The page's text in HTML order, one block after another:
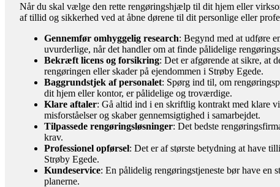
Når du skal vælge den rette rengøringshjælp til dit hjem eller
af tillid og sikkerhed ved at åbne dørene til dit personlige eller
Gennemfør omhyggelig research: Begynd med at udføre
uvurderlige, når det handler om at finde pålidelige
Bekræft licens og forsikring: Det er afgørende at sikre, at
rengøringen eller skader på ejendommen i Strøby Egede.
Baggrundstjek af personalet: Spørg ind til, om
dit hjem eller kontor, er pålidelige og troværdige.
Klare aftaler: Gå altid ind i en skriftlig kontrakt med klare
misforståelser og skaber gennemsigtighed i samarbejdet.
Tilpassede rengøringsløsninger: Det bedste
krav.
Professionel opførsel: Det er af største betydning at have
Strøby Egede.
Kundeservice: En pålidelig rengøringstjeneste bør have
planerne.